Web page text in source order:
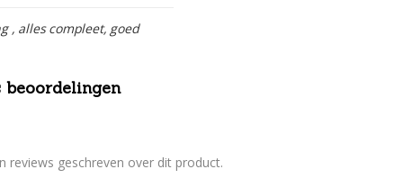
, alles compleet, goed
beoordelingen
reviews geschreven over dit product.